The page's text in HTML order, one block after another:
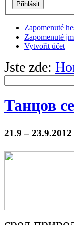
Zapomenuté
Zapomenuté
Vytvořit účet
Jste zde:
Танцов
21.9 – 23.9.2012